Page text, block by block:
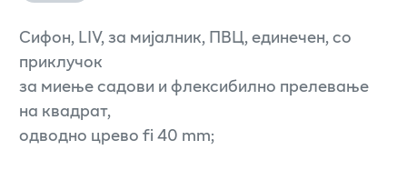
Сифон, LIV, за мијалник, ПВЦ, единечен, со
приклучок
за миење садови и флексибилно прелевање
на квадрат,
одводно црево fi 40 mm;